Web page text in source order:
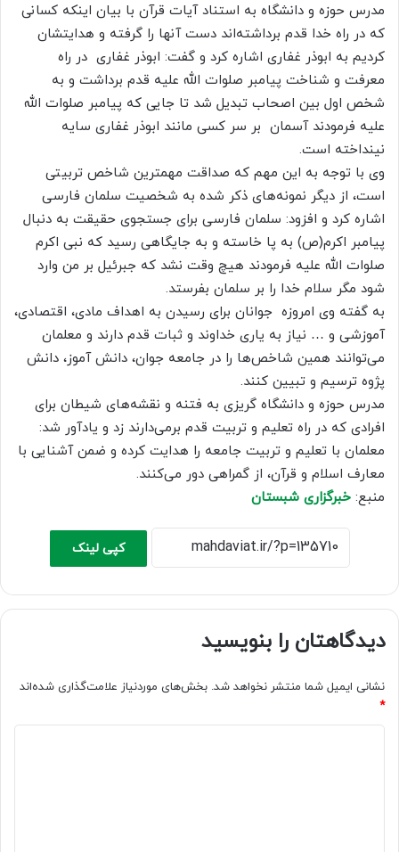
مدرس حوزه و دانشگاه به استناد آیات قرآن با بیان اینکه کسانی
که در راه خدا قدم برداشته‌اند دست آنها را گرفته و هدایتشان
کردیم به ابوذر غفاری اشاره کرد و گفت: ابوذر غفاری در راه
معرفت و شناخت پیامبر صلوات الله علیه قدم برداشت و به
شخص اول بین اصحاب تبدیل شد تا جایی که پیامبر صلوات الله
علیه فرمودند آسمان بر سر کسی مانند ابوذر غفاری سایه
نینداخته است.
وی با توجه به این مهم که صداقت مهمترین شاخص تربیتی
است، از دیگر نمونه‌های ذکر شده به شخصیت سلمان فارسی
اشاره کرد و افزود: سلمان فارسی برای جستجوی حقیقت به دنبال
پیامبر اکرم(ص) به پا خاسته و به جایگاهی رسید که نبی اکرم
صلوات الله علیه فرمودند هیچ وقت نشد که جبرئیل بر من وارد
شود مگر سلام خدا را بر سلمان بفرستد.
به گفته وی امروزه جوانان برای رسیدن به اهداف مادی، اقتصادی،
آموزشی و … نیاز به یاری خداوند و ثبات قدم دارند و معلمان
می‌توانند همین شاخص‌ها را در جامعه جوان، دانش آموز، دانش
پژوه ترسیم و تبیین کنند.
مدرس حوزه و دانشگاه گریزی به فتنه و نقشه‌های شیطان برای
افرادی که در راه تعلیم و تربیت قدم برمی‌دارند زد و یادآور شد:
معلمان با تعلیم و تربیت جامعه را هدایت کرده و ضمن آشنایی با
معارف اسلام و قرآن، از گمراهی دور می‌کنند.
منبع: خبرگزاری شبستان
کپی لینک
دیدگاهتان را بنویسید
نشانی ایمیل شما منتشر نخواهد شد. بخش‌های موردنیاز علامت‌گذاری شده‌اند
*